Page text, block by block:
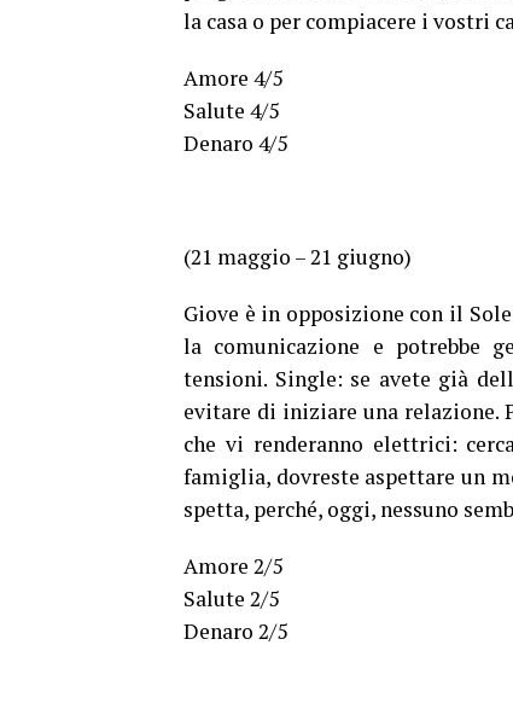
la casa o per compiacere i vostri
Amore 4/5
Salute 4/5
Denaro 4/5
(21 maggio – 21 giugno)
Giove è in opposizione con il
la comunicazione e potrebbe
tensioni. Single: se avete già
evitare di iniziare una relazione.
che vi renderanno elettrici:
famiglia, dovreste aspettare un
spetta, perché, oggi, nessuno
Amore 2/5
Salute 2/5
Denaro 2/5